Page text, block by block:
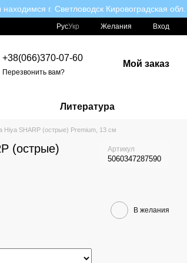
г. Светловодск Кировоградская обл.
РусУкр Желания Вход
+38(066)370-07-60
Перезвонить вам?
Мой заказ
Литература
SHARP (острые) Premium, 13 см
(острые)
Артикул
5060347287590
В желания